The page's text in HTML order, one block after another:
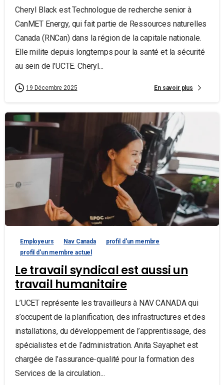
Cheryl Black est Technologue de recherche senior à
CanMET Energy, qui fait partie de Ressources naturelles
Canada (RNCan) dans la région de la capitale nationale.
Elle milite depuis longtemps pour la santé et la sécurité
au sein de l’UCTE. Cheryl...
19 Décembre 2025 En savoir plus
Employeurs Nav Canada
profil d'un membre
profil d'un membre actuel
Le travail syndical est aussi un
travail humanitaire
L’UCET représente les travailleurs à NAV CANADA qui
s’occupent de la planification, des infrastructures et des
installations, du développement de l’apprentissage, des
spécialistes et de l’administration. Anita Sayaphet est
chargée de l’assurance-qualité pour la formation des
Services de la circulation...